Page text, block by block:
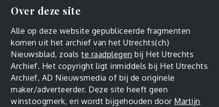
Over deze site
Alle op deze website gepubliceerde fragmenten
komen uit het archief van het Utrechts(ch)
Nieuwsblad, zoalste raadplegen bij Het Utrechts
Archief. Het copyright ligt inmiddels bij Het Utrechts
Archief, AD Nieuwsmedia of bij de originele
maker/adverteerder. Deze site heeft geen
winstoogmerk, en wordt bijgehouden door Martijn